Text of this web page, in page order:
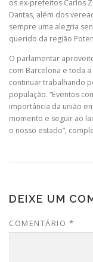
os ex-prefeitos Carlos
Dantas, além dos
sempre uma alegria
querido da região
O parlamentar
com Barcelona e toda
continuar trabalhando
população. “Eventos
importância da união
momento e seguir ao
o nosso estado”,
DEIXE UM
COMENTÁRIO *